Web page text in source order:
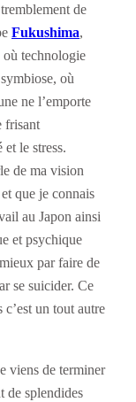
de
Fukushima,
où technologie
où
ne l’emporte
frisant
et le stress.
de ma vision
que je connais
au Japon ainsi
et psychique
par faire de
se suicider. Ce
un tout autre
viens de terminer
de splendides